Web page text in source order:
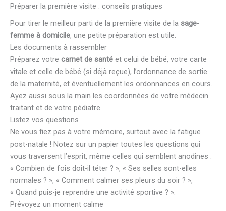
Préparer la première visite : conseils pratiques
Pour tirer le meilleur parti de la première visite de la sage-
femme à domicile, une petite préparation est utile.
Les documents à rassembler
Préparez votre carnet de santé et celui de bébé, votre carte
vitale et celle de bébé (si déjà reçue), l’ordonnance de sortie
de la maternité, et éventuellement les ordonnances en cours.
Ayez aussi sous la main les coordonnées de votre médecin
traitant et de votre pédiatre.
Listez vos questions
Ne vous fiez pas à votre mémoire, surtout avec la fatigue
post-natale ! Notez sur un papier toutes les questions qui
vous traversent l’esprit, même celles qui semblent anodines :
« Combien de fois doit-il téter ? », « Ses selles sont-elles
normales ? », « Comment calmer ses pleurs du soir ? »,
« Quand puis-je reprendre une activité sportive ? ».
Prévoyez un moment calme